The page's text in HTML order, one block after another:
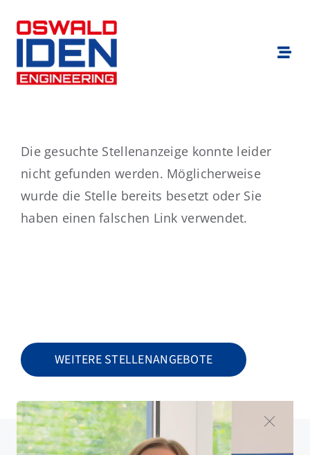
Inhalt
Für Bewerber
Für Unternehmen
Die gesuchte Stellenanzeige konnte leider
nicht gefunden werden. Möglicherweise
wurde die Stelle bereits besetzt oder Sie
haben einen falschen Link verwendet.
WEITERE STELLENANGEBOTE